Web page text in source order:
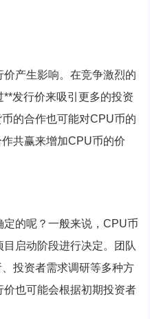
产生影响。在竞争激烈的
发行价来吸引更多的投资
的合作也可能对CPU币的
共赢来增加CPU币的价
的呢？一般来说，CPU币
启动阶段进行决定。团队
投资者需求调研等多种方
也可能会根据初期投资者